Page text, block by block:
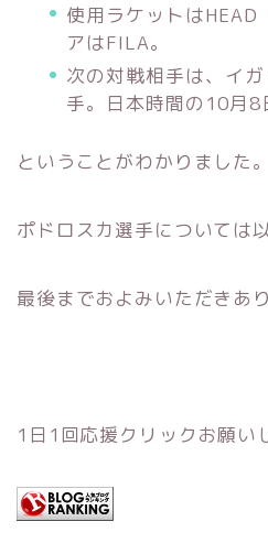
使用ラケットは
アはFILA。
次の対戦相手は、イ
手。日本時間の10月8
ということがわかりました。
ポドロスカ選手については
最後までおよみいただきあ
1日1回応援クリックお願い